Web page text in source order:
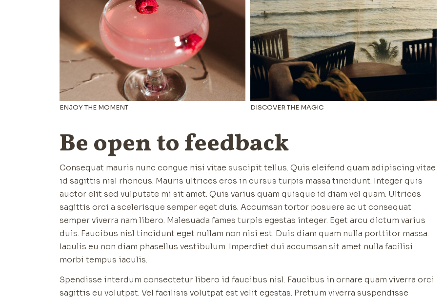
ENJOY THE MOMENT DISCOVER THE MAGIC
Be open to feedback
Consequat mauris nunc congue nisi vitae suscipit tellus. Quis eleifend quam adipiscing vitae
id sagittis nisl rhoncus. Mauris ultrices eros in cursus turpis massa tincidunt. Integer quis
auctor elit sed vulputate mi sit amet. Quis varius quam quisque id diam vel quam. Ultrices
sagittis orci a scelerisque semper eget duis. Accumsan tortor posuere ac ut consequat
semper viverra nam libero. Malesuada fames turpis egestas integer. Eget arcu dictum varius
duis. Faucibus nisl tincidunt eget nullam non nisi est. Duis diam quam nulla porttitor massa.
Iaculis eu non diam phasellus vestibulum. Imperdiet dui accumsan sit amet nulla facilisi
morbi tempus iaculis.
Spendisse interdum consectetur libero id faucibus nisl. Faucibus in ornare quam viverra orci
sagittis eu volutpat. Vel facilisis volutpat est velit egestas. Pretium viverra suspendisse